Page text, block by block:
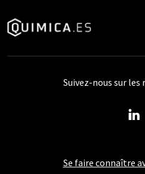
Se faire connaître
Suivez-nous sur les